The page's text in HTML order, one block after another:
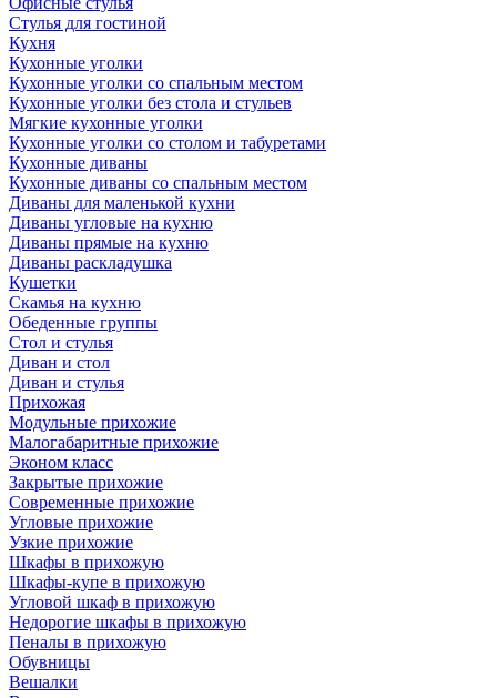
Стулья для гостиной
Кухня
Кухонные уголки
Кухонные уголки со спальным местом
Кухонные уголки без стола и стульев
Мягкие кухонные уголки
Кухонные уголки со столом и табуретами
Кухонные диваны
Кухонные диваны со спальным местом
Диваны для маленькой кухни
Диваны угловые на кухню
Диваны прямые на кухню
Диваны раскладушка
Кушетки
Скамья на кухню
Обеденные группы
Стол и стулья
Диван и стол
Диван и стулья
Прихожая
Модульные прихожие
Малогабаритные прихожие
Эконом класс
Закрытые прихожие
Современные прихожие
Угловые прихожие
Узкие прихожие
Шкафы в прихожую
Шкафы-купе в прихожую
Угловой шкаф в прихожую
Недорогие шкафы в прихожую
Пеналы в прихожую
Обувницы
Вешалки